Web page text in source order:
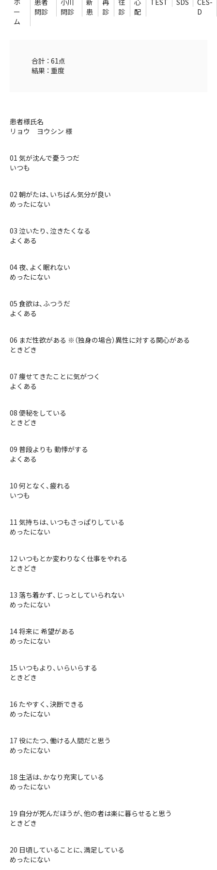
ー
ム
問診
問診
患
診
診
配
D
合計 ： 61点
結果 ： 重度
患者様氏名
リョウ ヨウシン 様
01 気が沈んで憂うつだ
いつも
02 朝がたは、いちばん気分が良い
めったにない
03 泣いたり、泣きたくなる
よくある
04 夜、よく眠れない
めったにない
05 食欲は、ふつうだ
よくある
06 まだ性欲がある ※（独身の場合）異性に対する関心がある
ときどき
07 痩せてきたことに気がつく
よくある
08 便秘をしている
ときどき
09 普段よりも 動悸がする
よくある
10 何となく、疲れる
いつも
11 気持ちは、いつもさっぱりしている
めったにない
12 いつもとか変わりなく仕事をやれる
ときどき
13 落ち着かず、じっとしていられない
めったにない
14 将来に 希望がある
めったにない
15 いつもより、いらいらする
ときどき
16 たやすく、決断できる
めったにない
17 役にたつ、働ける人間だと思う
めったにない
18 生活は、かなり充実している
めったにない
19 自分が死んだほうが、他の者は楽に暮らせると思う
ときどき
20 日頃していることに、満足している
めったにない